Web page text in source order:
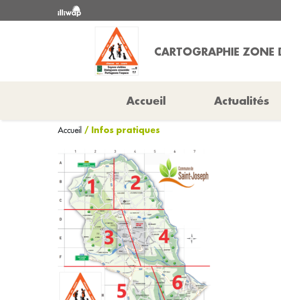
CARTOGRAPHIE ZONE
Accueil Actualités
Accueil / Infos pratiques